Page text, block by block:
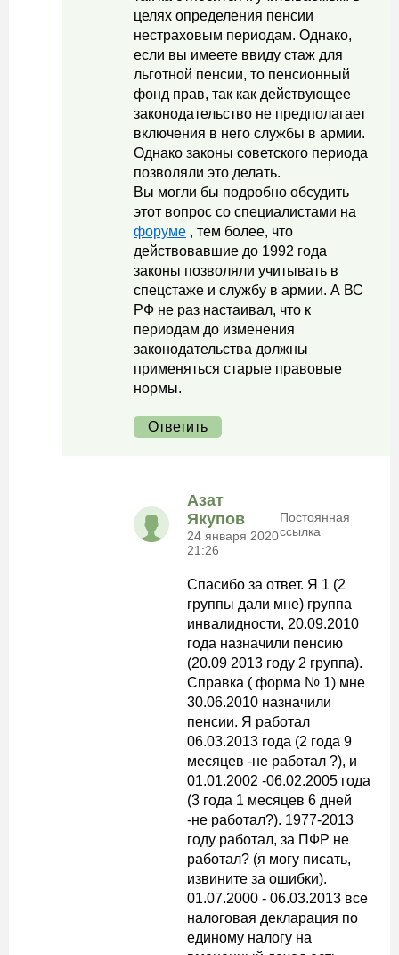
целях определения пенсии
нестраховым периодам. Однако,
если вы имеете ввиду стаж для
льготной пенсии, то пенсионный
фонд прав, так как действующее
законодательство не предполагает
включения в него службы в армии.
Однако законы советского периода
позволяли это делать.
Вы могли бы подробно обсудить
этот вопрос со специалистами на
форуме , тем более, что
действовавшие до 1992 года
законы позволяли учитывать в
спецстаже и службу в армии. А ВС
РФ не раз настаивал, что к
периодам до изменения
законодательства должны
применяться старые правовые
нормы.
Ответить
Азат
Якупов
24 января 2020
21:26
Постоянная
ссылка
Спасибо за ответ. Я 1 (2
группы дали мне) группа
инвалидности, 20.09.2010
года назначили пенсию
(20.09 2013 году 2 группа).
Справка ( форма № 1) мне
30.06.2010 назначили
пенсии. Я работал
06.03.2013 года (2 года 9
месяцев -не работал ?), и
01.01.2002 -06.02.2005 года
(3 года 1 месяцев 6 дней
-не работал?). 1977-2013
году работал, за ПФР не
работал? (я могу писать,
извините за ошибки).
01.07.2000 - 06.03.2013 все
налоговая декларация по
единому налогу на